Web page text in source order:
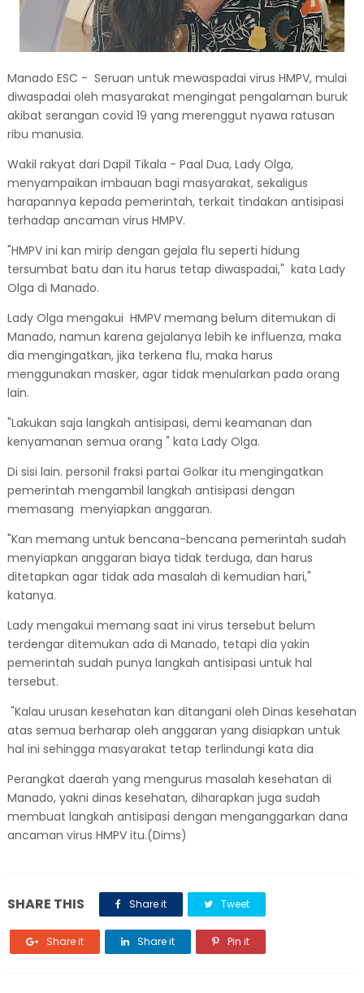
Manado ESC - Seruan untuk mewaspadai virus HMPV, mulai
diwaspadai oleh masyarakat mengingat pengalaman buruk
akibat serangan covid 19 yang merenggut nyawa ratusan
ribu manusia.
Wakil rakyat dari Dapil Tikala - Paal Dua, Lady Olga,
menyampaikan imbauan bagi masyarakat, sekaligus
harapannya kepada pemerintah, terkait tindakan antisipasi
terhadap ancaman virus HMPV.
"HMPV ini kan mirip dengan gejala flu seperti hidung
tersumbat batu dan itu harus tetap diwaspadai," kata Lady
Olga di Manado.
Lady Olga mengakui HMPV memang belum ditemukan di
Manado, namun karena gejalanya lebih ke influenza, maka
dia mengingatkan, jika terkena flu, maka harus
menggunakan masker, agar tidak menularkan pada orang
lain.
"Lakukan saja langkah antisipasi, demi keamanan dan
kenyamanan semua orang " kata Lady Olga.
Di sisi lain. personil fraksi partai Golkar itu mengingatkan
pemerintah mengambil langkah antisipasi dengan
memasang menyiapkan anggaran.
"Kan memang untuk bencana-bencana pemerintah sudah
menyiapkan anggaran biaya tidak terduga, dan harus
ditetapkan agar tidak ada masalah di kemudian hari,"
katanya.
Lady mengakui memang saat ini virus tersebut belum
terdengar ditemukan ada di Manado, tetapi dia yakin
pemerintah sudah punya langkah antisipasi untuk hal
tersebut.
"Kalau urusan kesehatan kan ditangani oleh Dinas kesehatan
atas semua berharap oleh anggaran yang disiapkan untuk
hal ini sehingga masyarakat tetap terlindungi kata dia
Perangkat daerah yang mengurus masalah kesehatan di
Manado, yakni dinas kesehatan, diharapkan juga sudah
membuat langkah antisipasi dengan menganggarkan dana
ancaman virus HMPV itu.(Dims)
SHARE THIS Share it Tweet
Share it Share it Pin it